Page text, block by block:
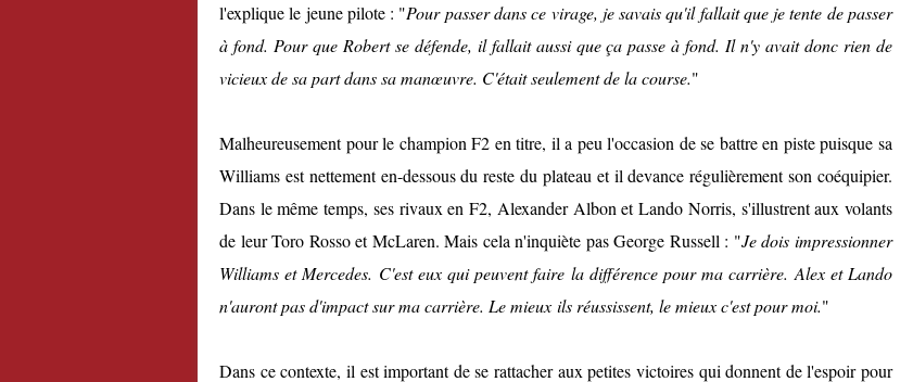
l'explique le jeune pilote : "Pour passer dans ce virage, je savais qu'il fallait que je tente de passer
à fond. Pour que Robert se défende, il fallait aussi que ça passe à fond. Il n'y avait donc rien de
vicieux de sa part dans sa manœuvre. C'était seulement de la course."
Malheureusement pour le champion F2 en titre, il a peu l'occasion de se battre en piste puisque sa
Williams est nettement en-dessous du reste du plateau et il devance régulièrement son coéquipier.
Dans le même temps, ses rivaux en F2, Alexander Albon et Lando Norris, s'illustrent aux volants
de leur Toro Rosso et McLaren. Mais cela n'inquiète pas George Russell : "Je dois impressionner
Williams et Mercedes. C'est eux qui peuvent faire la différence pour ma carrière. Alex et Lando
n'auront pas d'impact sur ma carrière. Le mieux ils réussissent, le mieux c'est pour moi."
Dans ce contexte, il est important de se rattacher aux petites victoires qui donnent de l'espoir pour